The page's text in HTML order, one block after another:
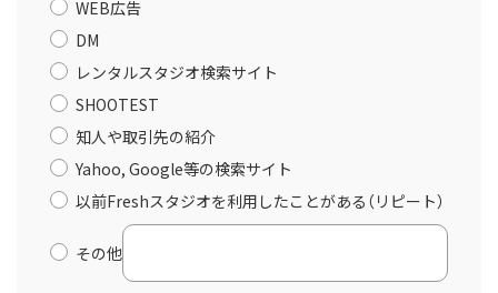
WEB広告
DM
レンタルスタジオ検索サイト
SHOOTEST
知人や取引先の紹介
Yahoo, Google等の検索サイト
以前Freshスタジオを利用したことがある（リピート）
その他